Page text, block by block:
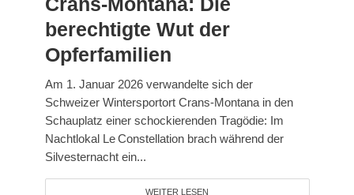
berechtigte Wut der
Opferfamilien
Am 1. Januar 2026 verwandelte sich der
Schweizer Wintersportort Crans‑Montana in den
Schauplatz einer schockierenden Tragödie: Im
Nachtlokal Le Constellation brach während der
Silvesternacht ein...
WEITER LESEN